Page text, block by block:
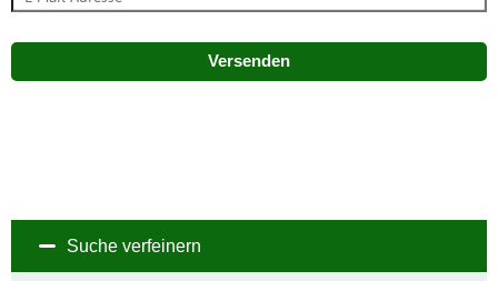
Versenden
Suche verfeinern